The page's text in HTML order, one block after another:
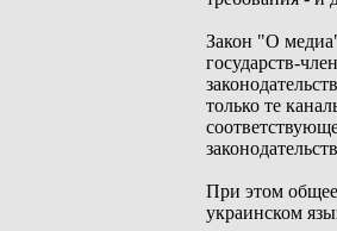
Закон "О
государств-
только те
При этом
украинском